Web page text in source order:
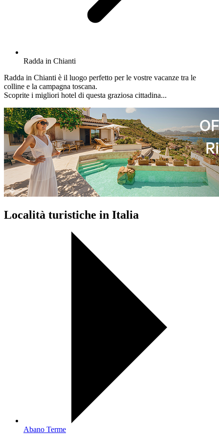
Radda in Chianti
Radda in Chianti è il luogo perfetto per le vostre vacanze tra le
colline e la campagna toscana.
Scoprite i migliori hotel di questa graziosa cittadina...
Località turistiche in Italia
Abano Terme